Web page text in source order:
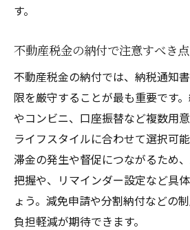
介
減免制度で納税負担を軽
都市計画税の減免制度と
東大阪市の最新減免情
不動産税金の減免活用で
クレジットカードで不動産
ト
す。
不動産税金の納付で注意すべき
不動産税金の納付では、納税通知
限を厳守することが最も重要です
やコンビニ、口座振替など複数用
ライフスタイルに合わせて選択可
滞金の発生や督促につながるため
把握や、リマインダー設定など具
ょう。減免申請や分割納付などの
負担軽減が期待できます。